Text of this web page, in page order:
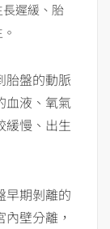
遲緩、胎
胎盤的動脈
血液、氧氣
緩慢、出生
早期剝離的
壁分離，